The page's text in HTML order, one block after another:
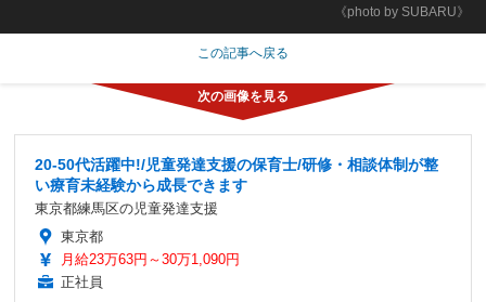
《photo by SUBARU》
この記事へ戻る
20-50代活躍中!/児童発達支援の保育士/研修・相談体制が整
い療育未経験から成長できます
東京都練馬区の児童発達支援
東京都
月給23万63円～30万1,090円
正社員